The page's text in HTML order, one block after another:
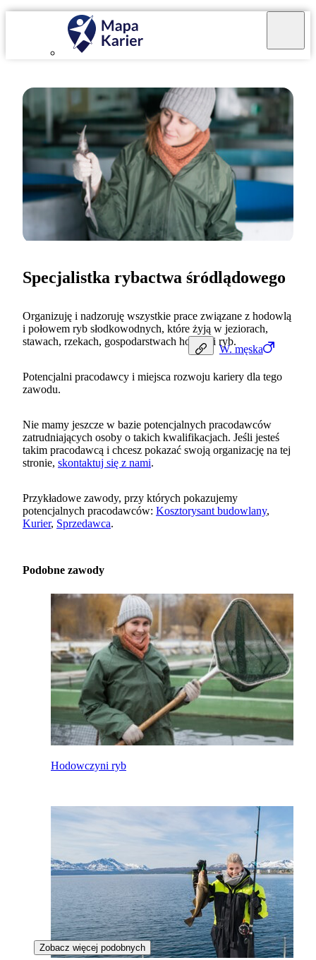
W. męska
Specjalistka rybactwa śródlądowego
Organizuję i nadzoruję wszystkie prace związane z hodowlą
i połowem ryb słodkowodnych, które żyją w jeziorach,
stawach, rzekach, gospodarstwach hodowli ryb.
Potencjalni pracodawcy i miejsca rozwoju kariery dla tego
zawodu.
Nie mamy jeszcze w bazie potencjalnych pracodawców
zatrudniających osoby o takich kwalifikacjach. Jeśli jesteś
takim pracodawcą i chcesz pokazać swoją organizację na tej
stronie, skontaktuj się z nami.
Przykładowe zawody, przy których pokazujemy
potencjalnych pracodawców: Kosztorysant budowlany,
Kurier, Sprzedawca.
Podobne zawody
Hodowczyni ryb
Zobacz więcej podobnych